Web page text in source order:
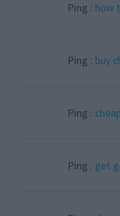
Ping : how
Ping : buy
Ping :
Ping : get